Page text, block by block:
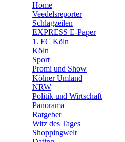
🛒 Shoppingwelt
Home
Veedelsreporter
Schlagzeilen
EXPRESS E-Paper
1. FC Köln
Köln
Sport
Promi und Show
Kölner Umland
NRW
Politik und Wirtschaft
Panorama
Ratgeber
Witz des Tages
Shoppingwelt